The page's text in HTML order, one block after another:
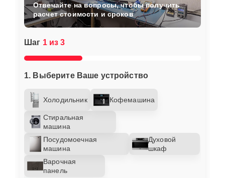
Шаг 1 из 3
1. Выберите Ваше устройство
Холодильник Кофемашина
Стиральная
машина
Посудомоечная
машина
Духовой
шкаф
Варочная
панель
Отвечайте на вопросы, чтобы получить
расчет стоимости и сроков